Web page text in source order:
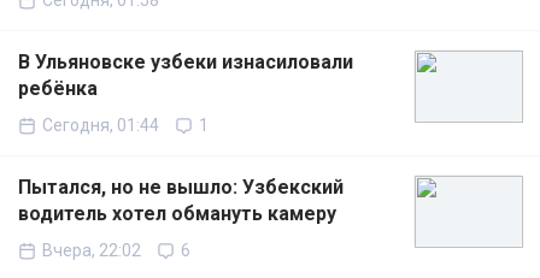
В Ульяновске узбеки изнасиловали
ребёнка
Сегодня, 01:44 1
Пытался, но не вышло: Узбекский
водитель хотел обмануть камеру
Вчера, 22:02 6